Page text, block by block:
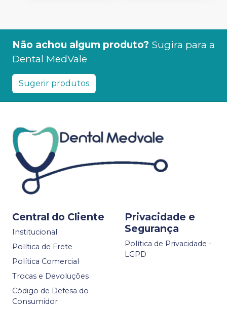
Não achou algum produto? Sugira para a
Dental MedVale
Sugerir produtos
Central do Cliente
Institucional
Política de Frete
Política Comercial
Trocas e Devoluções
Código de Defesa do
Consumidor
Privacidade e
Segurança
Política de Privacidade -
LGPD